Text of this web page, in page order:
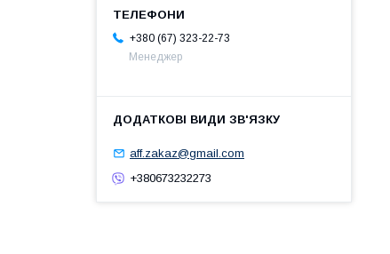
+380 (67) 323-22-73
Менеджер
aff.zakaz@gmail.com
+380673232273